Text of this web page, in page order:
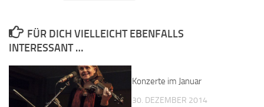
FÜR DICH VIELLEICHT EBENFALLS
INTERESSANT …
Konzerte im Januar
30. DEZEMBER 2014